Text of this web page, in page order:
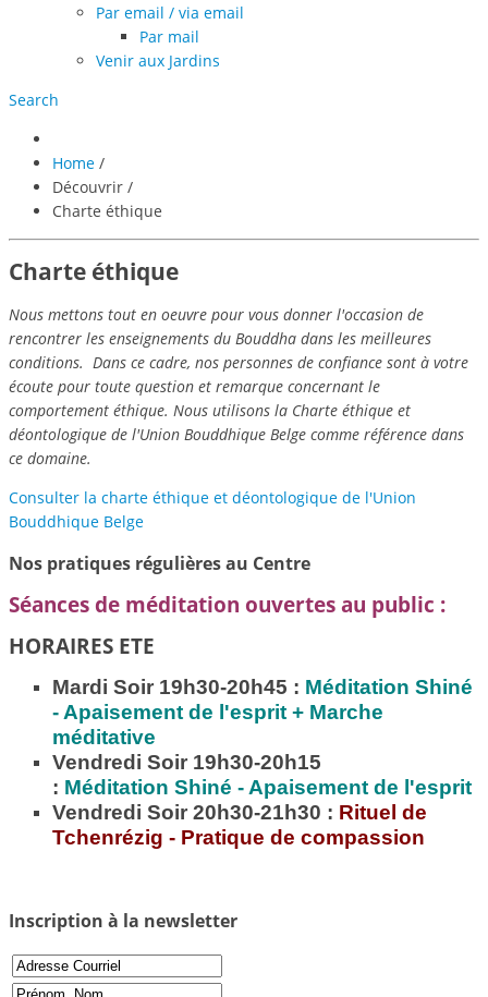
Par email / via email
Par mail
Venir aux Jardins
Search
Home /
Découvrir /
Charte éthique
Charte éthique
Nous mettons tout en oeuvre pour vous donner l'occasion de
rencontrer les enseignements du Bouddha dans les meilleures
conditions. Dans ce cadre, nos personnes de confiance sont à votre
écoute pour toute question et remarque concernant le
comportement éthique. Nous utilisons la Charte éthique et
déontologique de l'Union Bouddhique Belge comme référence dans
ce domaine.
Consulter la charte éthique et déontologique de l'Union
Bouddhique Belge
Nos pratiques régulières au Centre
Séances de méditation ouvertes au public :
HORAIRES ETE
Mardi Soir 19h30-20h45 : Méditation Shiné
- Apaisement de l'esprit + Marche
méditative
Vendredi Soir 19h30-20h15
: Méditation Shiné - Apaisement de l'esprit
Vendredi Soir 20h30-21h30 : Rituel de
Tchenrézig - Pratique de compassion
Inscription à la newsletter